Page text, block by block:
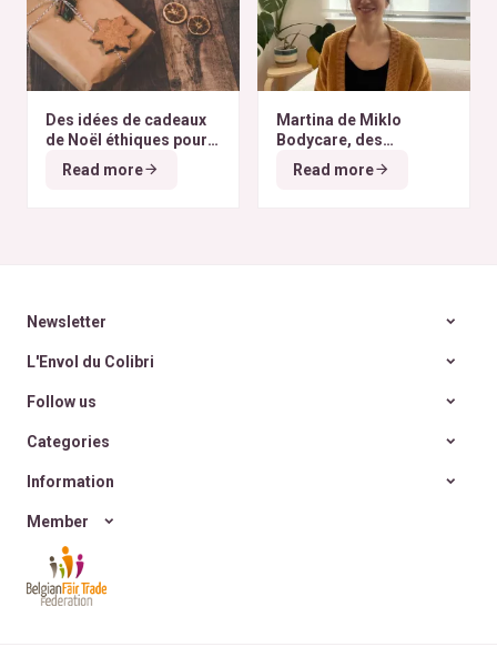
Des idées de cadeaux
de Noël éthiques pour
tous les budgets
Read more
Martina de Miklo
Bodycare, des
déodorants naturels et
zéro déchet
A la
Read more
Newsletter
L'Envol du Colibri
Follow us
Categories
Information
Member